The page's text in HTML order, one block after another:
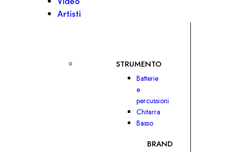
Artisti
STRUMENTO
Batterie
e
percussioni
Chitarra
Basso
BRAND